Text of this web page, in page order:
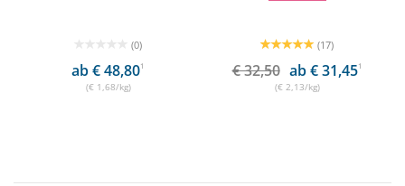
(0)
ab € 48,801
(€ 1,68/kg)
(17)
€ 32,50 ab € 31,451
(€ 2,13/kg)